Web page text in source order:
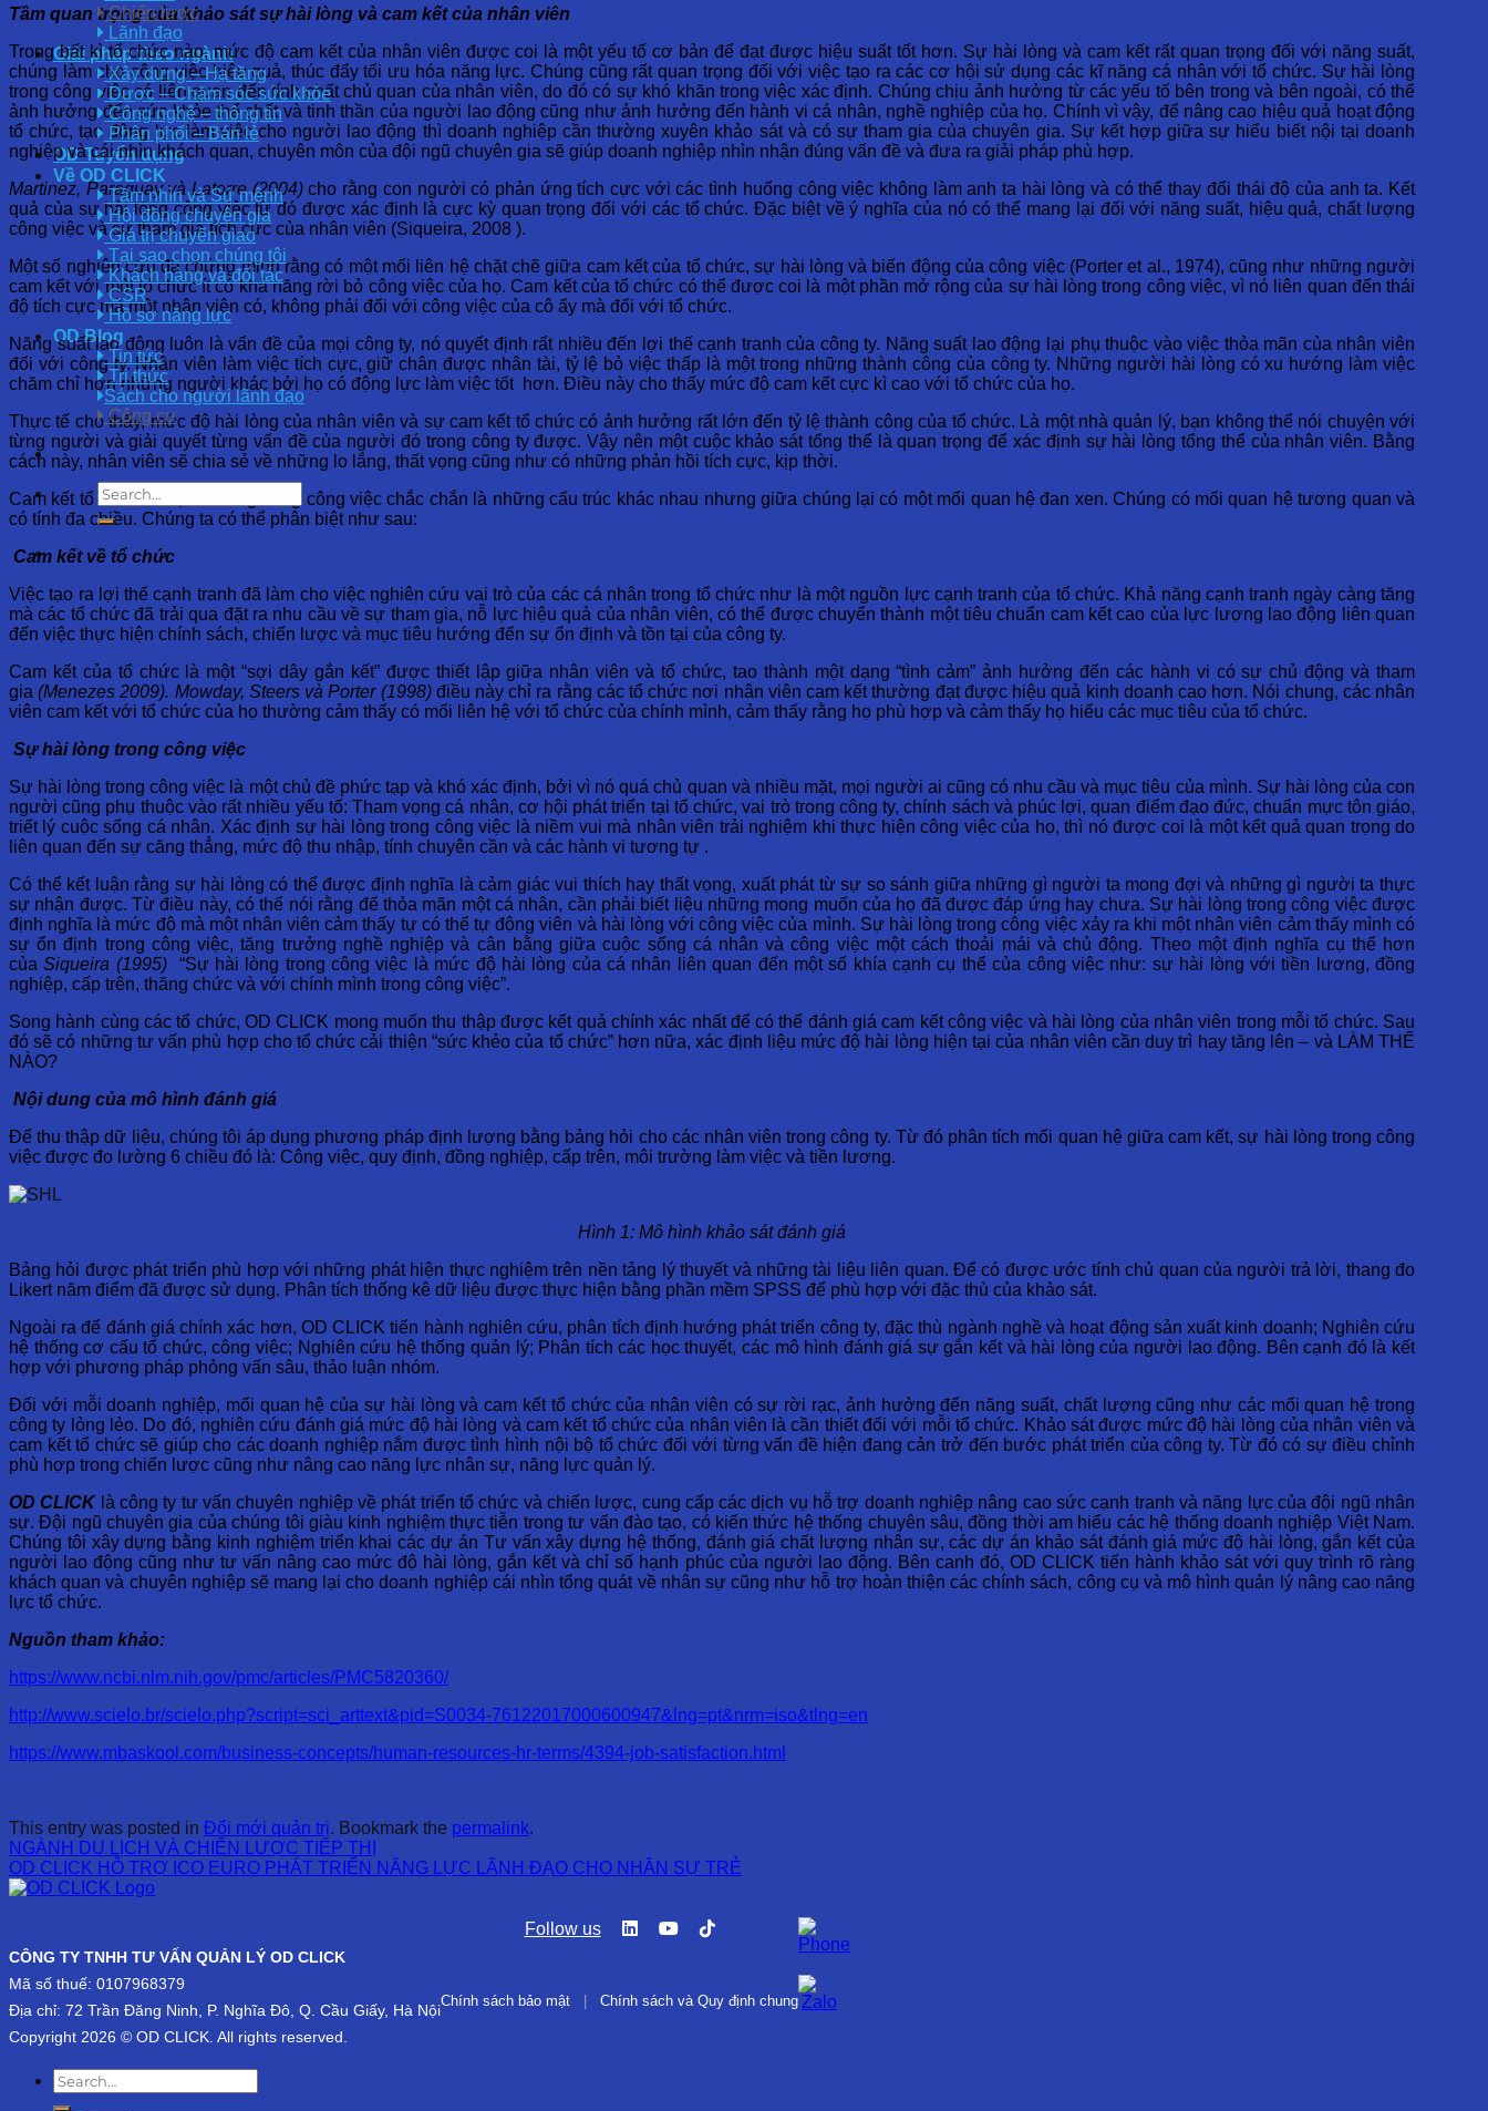
Chiến lược
Lãnh đạo
Giải pháp theo ngành
Xây dựng – Hạ tầng
Dược – Chăm sóc sức khỏe
Công nghệ – thông tin
Phân phối – Bán lẻ
OD Tuyển dụng
Về OD CLICK
Tầm nhìn và Sứ mệnh
Hội đồng chuyên gia
Giá trị chuyển giao
Tại sao chọn chúng tôi
Khách hàng và đối tác
CSR
Hồ sơ năng lực
OD Blog
Tin tức
Tri thức
Sách cho người lãnh đạo
Công cụ
Tầm quan trọng của khảo sát sự hài lòng và cam kết của nhân viên
Trong bất kì tổ chức nào, mức độ cam kết của nhân viên được coi là một yếu tố cơ bản để đạt được hiệu suất tốt hơn. Sự hài lòng và cam kết rất quan trọng đối với năng suất,
chúng làm cho công việc hiệu quả, thúc đẩy tối ưu hóa năng lực. Chúng cũng rất quan trọng đối với việc tạo ra các cơ hội sử dụng các kĩ năng cá nhân với tổ chức. Sự hài lòng
trong công việc có liên quan đến tính chất chủ quan của nhân viên, do đó có sự khó khăn trong việc xác định. Chúng chịu ảnh hưởng từ các yếu tố bên trong và bên ngoài, có thể
ảnh hưởng đến sức khỏe thể chất và tinh thần của người lao động cũng như ảnh hưởng đến hành vi cá nhân, nghề nghiệp của họ. Chính vì vậy, để nâng cao hiệu quả hoạt động
tổ chức, tạo động lực làm việc cho người lao động thì doanh nghiệp cần thường xuyên khảo sát và có sự tham gia của chuyên gia. Sự kết hợp giữa sự hiểu biết nội tại doanh
nghiệp và cái nhìn khách quan, chuyên môn của đội ngũ chuyên gia sẽ giúp doanh nghiệp nhìn nhận đúng vấn đề và đưa ra giải pháp phù hợp.
Martinez, Paraguay và Latorre (2004)cho rằng con người có phản ứng tích cực với các tình huống công việc không làm anh ta hài lòng và có thể thay đổi thái độ của anh ta. Kết
quả của sự hài lòng công việc từ đó được xác định là cực kỳ quan trọng đối với các tổ chức. Đặc biệt về ý nghĩa của nó có thể mang lại đối với năng suất, hiệu quả, chất lượng
công việc và sự tham gia tích cực của nhân viên (Siqueira, 2008 ).
Một số nghiên cứu đã chứng minh rằng có một mối liên hệ chặt chẽ giữa cam kết của tổ chức, sự hài lòng và biến động của công việc (Porter et al., 1974), cũng như những người
cam kết với một tổ chức ít có khả năng rời bỏ công việc của họ. Cam kết của tổ chức có thể được coi là một phần mở rộng của sự hài lòng trong công việc, vì nó liên quan đến thái
độ tích cực mà một nhân viên có, không phải đối với công việc của cô ấy mà đối với tổ chức.
Năng suất lao động luôn là vấn đề của mọi công ty, nó quyết định rất nhiều đến lợi thế cạnh tranh của công ty. Năng suất lao động lại phụ thuộc vào việc thỏa mãn của nhân viên
đối với công ty. Nhân viên làm việc tích cực, giữ chân được nhân tài, tỷ lệ bỏ việc thấp là một trong những thành công của công ty. Những người hài lòng có xu hướng làm việc
chăm chỉ hơn những người khác bởi họ có động lực làm việc tốt hơn. Điều này cho thấy mức độ cam kết cực kì cao với tổ chức của họ.
Thực tế cho thấy, mức độ hài lòng của nhân viên và sự cam kết tổ chức có ảnh hưởng rất lớn đến tỷ lệ thành công của tổ chức. Là một nhà quản lý, bạn không thể nói chuyện với
từng người và giải quyết từng vấn đề của người đó trong công ty được. Vậy nên một cuộc khảo sát tổng thể là quan trọng để xác định sự hài lòng tổng thể của nhân viên. Bằng
cách này, nhân viên sẽ chia sẻ về những lo lắng, thất vọng cũng như có những phản hồi tích cực, kịp thời.
Cam kết tổ chức và sự hài lòng trong công việc chắc chắn là những cấu trúc khác nhau nhưng giữa chúng lại có một mối quan hệ đan xen. Chúng có mối quan hệ tương quan và
có tính đa chiều. Chúng ta có thể phân biệt như sau:
Cam kết về tổ chức
Việc tạo ra lợi thế cạnh tranh đã làm cho việc nghiên cứu vai trò của các cá nhân trong tổ chức như là một nguồn lực cạnh tranh của tổ chức. Khả năng cạnh tranh ngày càng tăng
mà các tổ chức đã trải qua đặt ra nhu cầu về sự tham gia, nỗ lực hiệu quả của nhân viên, có thể được chuyển thành một tiêu chuẩn cam kết cao của lực lượng lao động liên quan
đến việc thực hiện chính sách, chiến lược và mục tiêu hướng đến sự ổn định và tồn tại của công ty.
Cam kết của tổ chức là một “sợi dây gắn kết” được thiết lập giữa nhân viên và tổ chức, tao thành một dạng “tình cảm” ảnh hưởng đến các hành vi có sự chủ động và tham
gia(Menezes 2009). Mowday, Steers và Porter (1998) điều này chỉ ra rằng các tổ chức nơi nhân viên cam kết thường đạt được hiệu quả kinh doanh cao hơn. Nói chung, các nhân
viên cam kết với tổ chức của họ thường cảm thấy có mối liên hệ với tổ chức của chính mình, cảm thấy rằng họ phù hợp và cảm thấy họ hiểu các mục tiêu của tổ chức.
Sự hài lòng trong công việc
Sự hài lòng trong công việc là một chủ đề phức tạp và khó xác định, bởi vì nó quá chủ quan và nhiều mặt, mọi người ai cũng có nhu cầu và mục tiêu của mình. Sự hài lòng của con
người cũng phụ thuộc vào rất nhiều yếu tố: Tham vọng cá nhân, cơ hội phát triển tại tổ chức, vai trò trong công ty, chính sách và phúc lợi, quan điểm đạo đức, chuẩn mực tôn giáo,
triết lý cuộc sống cá nhân. Xác định sự hài lòng trong công việc là niềm vui mà nhân viên trải nghiệm khi thực hiện công việc của họ, thì nó được coi là một kết quả quan trọng do
liên quan đến sự căng thẳng, mức độ thu nhập, tính chuyên cần và các hành vi tương tự .
Có thể kết luận rằng sự hài lòng có thể được định nghĩa là cảm giác vui thích hay thất vọng, xuất phát từ sự so sánh giữa những gì người ta mong đợi và những gì người ta thực
sự nhận được. Từ điều này, có thể nói rằng để thỏa mãn một cá nhân, cần phải biết liệu những mong muốn của họ đã được đáp ứng hay chưa. Sự hài lòng trong công việc được
định nghĩa là mức độ mà một nhân viên cảm thấy tự có thể tự động viên và hài lòng với công việc của mình. Sự hài lòng trong công việc xảy ra khi một nhân viên cảm thấy mình có
sự ổn định trong công việc, tăng trưởng nghề nghiệp và cân bằng giữa cuộc sống cá nhân và công việc một cách thoải mái và chủ động. Theo một định nghĩa cụ thể hơn
củaSiqueira (1995)“Sự hài lòng trong công việc là mức độ hài lòng của cá nhân liên quan đến một số khía cạnh cụ thể của công việc như: sự hài lòng với tiền lương, đồng
nghiệp, cấp trên, thăng chức và với chính mình trong công việc”.
Song hành cùng các tổ chức, OD CLICK mong muốn thu thập được kết quả chính xác nhất để có thể đánh giá cam kết công việc và hài lòng của nhân viên trong mỗi tổ chức. Sau
đó sẽ có những tư vấn phù hợp cho tổ chức cải thiện “sức khẻo của tổ chức” hơn nữa, xác định liệu mức độ hài lòng hiện tại của nhân viên cần duy trì hay tăng lên – và LÀM THẾ
NÀO?
Nội dung của mô hình đánh giá
Để thu thập dữ liệu, chúng tôi áp dụng phương pháp định lượng bằng bảng hỏi cho các nhân viên trong công ty. Từ đó phân tích mối quan hệ giữa cam kết, sự hài lòng trong công
việc được đo lường 6 chiều đó là: Công việc, quy định, đồng nghiệp, cấp trên, môi trường làm việc và tiền lương.
Hình 1: Mô hình khảo sát đánh giá
Bảng hỏi được phát triển phù hợp với những phát hiện thực nghiệm trên nền tảng lý thuyết và những tài liệu liên quan. Để có được ước tính chủ quan của người trả lời, thang đo
Likert năm điểm đã được sử dụng. Phân tích thống kê dữ liệu được thực hiện bằng phần mềm SPSS để phù hợp với đặc thù của khảo sát.
Ngoài ra để đánh giá chính xác hơn, OD CLICK tiến hành nghiên cứu, phân tích định hướng phát triển công ty, đặc thù ngành nghề và hoạt động sản xuất kinh doanh; Nghiên cứu
hệ thống cơ cấu tổ chức, công việc; Nghiên cứu hệ thống quản lý; Phân tích các học thuyết, các mô hình đánh giá sự gắn kết và hài lòng của người lao động. Bên cạnh đó là kết
hợp với phương pháp phỏng vấn sâu, thảo luận nhóm.
Đối với mỗi doanh nghiệp, mối quan hệ của sự hài lòng và cam kết tổ chức của nhân viên có sự rời rạc, ảnh hưởng đến năng suất, chất lượng cũng như các mối quan hệ trong
công ty lỏng lẻo. Do đó, nghiên cứu đánh giá mức độ hài lòng và cam kết tổ chức của nhân viên là cần thiết đối với mỗi tổ chức. Khảo sát được mức độ hài lòng của nhân viên và
cam kết tổ chức sẽ giúp cho các doanh nghiệp nắm được tình hình nội bộ tổ chức đối với từng vấn đề hiện đang cản trở đến bước phát triển của công ty. Từ đó có sự điều chỉnh
phù hợp trong chiến lược cũng như nâng cao năng lực nhân sự, năng lực quản lý.
OD CLICK là công ty tư vấn chuyên nghiệp về phát triển tổ chức và chiến lược, cung cấp các dịch vụ hỗ trợ doanh nghiệp nâng cao sức cạnh tranh và năng lực của đội ngũ nhân
sự. Đội ngũ chuyên gia của chúng tôi giàu kinh nghiệm thực tiễn trong tư vấn đào tạo, có kiến thức hệ thống chuyên sâu, đồng thời am hiểu các hệ thống doanh nghiệp Việt Nam.
Chúng tôi xây dựng bằng kinh nghiệm triển khai các dự án Tư vấn xây dựng hệ thống, đánh giá chất lượng nhân sự, các dự án khảo sát đánh giá mức độ hài lòng, gắn kết của
người lao động cũng như tư vấn nâng cao mức độ hài lòng, gắn kết và chỉ số hạnh phúc của người lao động. Bên canh đó, OD CLICK tiến hành khảo sát với quy trình rõ ràng
khách quan và chuyên nghiệp sẽ mang lại cho doanh nghiệp cái nhìn tổng quát về nhân sự cũng như hỗ trợ hoàn thiện các chính sách, công cụ và mô hình quản lý nâng cao năng
lực tổ chức.
Nguồn tham khảo:
https://www.ncbi.nlm.nih.gov/pmc/articles/PMC5820360/
http://www.scielo.br/scielo.php?script=sci_arttext&pid=S0034-76122017000600947&lng=pt&nrm=iso&tlng=en
https://www.mbaskool.com/business-concepts/human-resources-hr-terms/4394-job-satisfaction.html
This entry was posted in Đổi mới quản trị. Bookmark the permalink.
NGÀNH DU LỊCH VÀ CHIẾN LƯỢC TIẾP THỊ
OD CLICK HỖ TRỢ ICO EURO PHÁT TRIỂN NĂNG LỰC LÃNH ĐẠO CHO NHÂN SỰ TRẺ
CÔNG TY TNHH TƯ VẤN QUẢN LÝ OD CLICK
Mã số thuế: 0107968379
Địa chỉ: 72 Trần Đăng Ninh, P. Nghĩa Đô, Q. Cầu Giấy, Hà Nội
Copyright 2026 © OD CLICK. All rights reserved.
Follow us
Chính sách bảo mật Chính sách và Quy định chung